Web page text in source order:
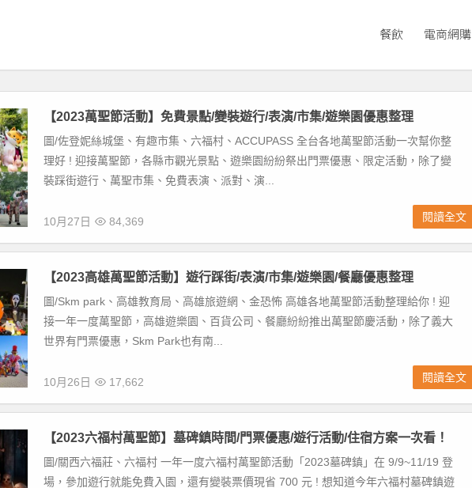
餐飲 電商網購
【2023萬聖節活動】免費景點/變裝遊行/表演/市集/遊樂園優惠整理
圖/佐登妮絲城堡、有趣市集、六福村、ACCUPASS 全台各地萬聖節活動一次幫你整
理好 ! 迎接萬聖節，各縣市觀光景點、遊樂園紛紛祭出門票優惠、限定活動，除了變
裝踩街遊行、萬聖市集、免費表演、派對、演...
10月27日 84,369 閱讀全文
【2023高雄萬聖節活動】遊行踩街/表演/市集/遊樂園/餐廳優惠整理
圖/Skm park、高雄教育局、高雄旅遊網、金恐怖 高雄各地萬聖節活動整理給你 ! 迎
接一年一度萬聖節，高雄遊樂園、百貨公司、餐廳紛紛推出萬聖節慶活動，除了義大
世界有門票優惠，Skm Park也有南...
10月26日 17,662 閱讀全文
【2023六福村萬聖節】墓碑鎮時間/門票優惠/遊行活動/住宿方案一次看！
圖/關西六福莊、六福村 一年一度六福村萬聖節活動「2023墓碑鎮」在 9/9~11/19 登
場，參加遊行就能免費入園，還有變裝票價現省 700 元 ! 想知道今年六福村墓碑鎮遊